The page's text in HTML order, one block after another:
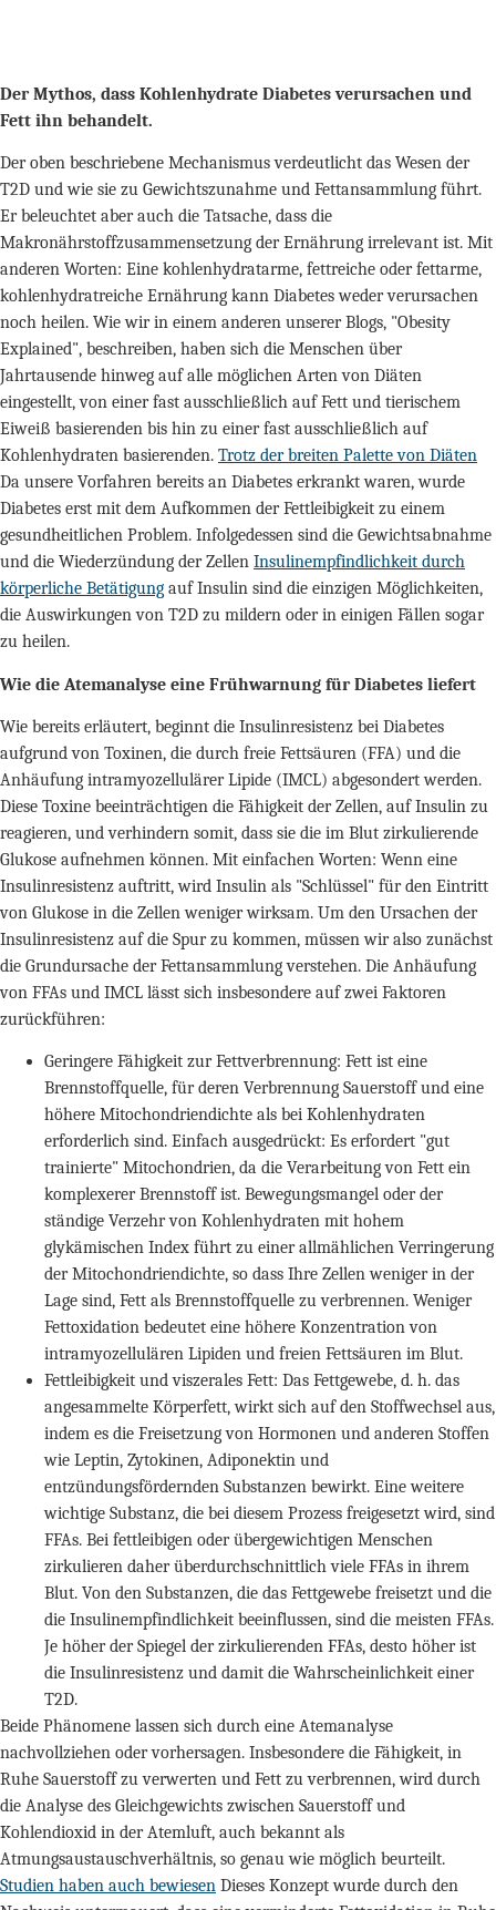
Der Mythos, dass Kohlenhydrate Diabetes verursachen und
Fett ihn behandelt.
Der oben beschriebene Mechanismus verdeutlicht das Wesen der
T2D und wie sie zu Gewichtszunahme und Fettansammlung führt.
Er beleuchtet aber auch die Tatsache, dass die
Makronährstoffzusammensetzung der Ernährung irrelevant ist. Mit
anderen Worten: Eine kohlenhydratarme, fettreiche oder fettarme,
kohlenhydratreiche Ernährung kann Diabetes weder verursachen
noch heilen. Wie wir in einem anderen unserer Blogs, "Obesity
Explained", beschreiben, haben sich die Menschen über
Jahrtausende hinweg auf alle möglichen Arten von Diäten
eingestellt, von einer fast ausschließlich auf Fett und tierischem
Eiweiß basierenden bis hin zu einer fast ausschließlich auf
Kohlenhydraten basierenden. Trotz der breiten Palette von Diäten
Da unsere Vorfahren bereits an Diabetes erkrankt waren, wurde
Diabetes erst mit dem Aufkommen der Fettleibigkeit zu einem
gesundheitlichen Problem. Infolgedessen sind die Gewichtsabnahme
und die Wiederzündung der Zellen Insulinempfindlichkeit durch
körperliche Betätigung auf Insulin sind die einzigen Möglichkeiten,
die Auswirkungen von T2D zu mildern oder in einigen Fällen sogar
zu heilen.
Wie die Atemanalyse eine Frühwarnung für Diabetes liefert
Wie bereits erläutert, beginnt die Insulinresistenz bei Diabetes
aufgrund von Toxinen, die durch freie Fettsäuren (FFA) und die
Anhäufung intramyozellulärer Lipide (IMCL) abgesondert werden.
Diese Toxine beeinträchtigen die Fähigkeit der Zellen, auf Insulin zu
reagieren, und verhindern somit, dass sie die im Blut zirkulierende
Glukose aufnehmen können. Mit einfachen Worten: Wenn eine
Insulinresistenz auftritt, wird Insulin als "Schlüssel" für den Eintritt
von Glukose in die Zellen weniger wirksam. Um den Ursachen der
Insulinresistenz auf die Spur zu kommen, müssen wir also zunächst
die Grundursache der Fettansammlung verstehen. Die Anhäufung
von FFAs und IMCL lässt sich insbesondere auf zwei Faktoren
zurückführen:
Geringere Fähigkeit zur Fettverbrennung: Fett ist eine
Brennstoffquelle, für deren Verbrennung Sauerstoff und eine
höhere Mitochondriendichte als bei Kohlenhydraten
erforderlich sind. Einfach ausgedrückt: Es erfordert "gut
trainierte" Mitochondrien, da die Verarbeitung von Fett ein
komplexerer Brennstoff ist. Bewegungsmangel oder der
ständige Verzehr von Kohlenhydraten mit hohem
glykämischen Index führt zu einer allmählichen Verringerung
der Mitochondriendichte, so dass Ihre Zellen weniger in der
Lage sind, Fett als Brennstoffquelle zu verbrennen. Weniger
Fettoxidation bedeutet eine höhere Konzentration von
intramyozellulären Lipiden und freien Fettsäuren im Blut.
Fettleibigkeit und viszerales Fett: Das Fettgewebe, d. h. das
angesammelte Körperfett, wirkt sich auf den Stoffwechsel aus,
indem es die Freisetzung von Hormonen und anderen Stoffen
wie Leptin, Zytokinen, Adiponektin und
entzündungsfördernden Substanzen bewirkt. Eine weitere
wichtige Substanz, die bei diesem Prozess freigesetzt wird, sind
FFAs. Bei fettleibigen oder übergewichtigen Menschen
zirkulieren daher überdurchschnittlich viele FFAs in ihrem
Blut. Von den Substanzen, die das Fettgewebe freisetzt und die
die Insulinempfindlichkeit beeinflussen, sind die meisten FFAs.
Je höher der Spiegel der zirkulierenden FFAs, desto höher ist
die Insulinresistenz und damit die Wahrscheinlichkeit einer
T2D.
Beide Phänomene lassen sich durch eine Atemanalyse
nachvollziehen oder vorhersagen. Insbesondere die Fähigkeit, in
Ruhe Sauerstoff zu verwerten und Fett zu verbrennen, wird durch
die Analyse des Gleichgewichts zwischen Sauerstoff und
Kohlendioxid in der Atemluft, auch bekannt als
Atmungsaustauschverhältnis, so genau wie möglich beurteilt.
Studien haben auch bewiesen Dieses Konzept wurde durch den